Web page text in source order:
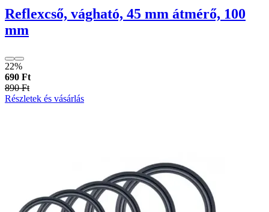
Reflexcső, vágható, 45 mm átmérő, 100
mm
22%
690 Ft
890 Ft
Részletek és vásárlás